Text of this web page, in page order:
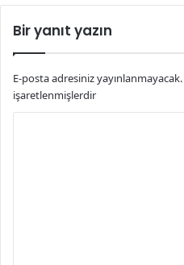
Bir yanıt yazın
E-posta adresiniz yayınlanmayacak.
işaretlenmişlerdir